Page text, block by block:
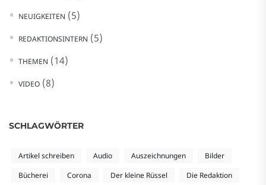
NEUIGKEITEN (5)
REDAKTIONSINTERN (5)
THEMEN (14)
VIDEO (8)
SCHLAGWÖRTER
Artikel schreiben Audio Auszeichnungen
Bilder
Bücherei
Corona Der kleine Rüssel
Die Redaktion